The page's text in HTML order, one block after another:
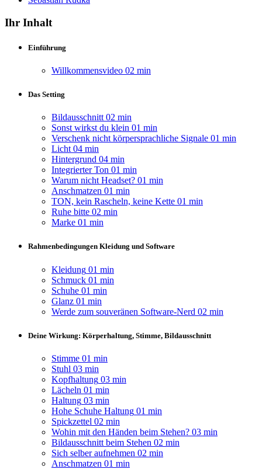
Ihr Inhalt
Einführung
Willkommensvideo 02 min
Das Setting
Bildausschnitt 02 min
Sonst wirkst du klein 01 min
Verschenk nicht körpersprachliche Signale 01 min
Licht 04 min
Hintergrund 04 min
Integrierter Ton 01 min
Warum nicht Headset? 01 min
Anschmatzen 01 min
TON, kein Rascheln, keine Kette 01 min
Ruhe bitte 02 min
Marke 01 min
Rahmenbedingungen Kleidung und Software
Kleidung 01 min
Schmuck 01 min
Schuhe 01 min
Glanz 01 min
Werde zum souveränen Software-Nerd 02 min
Deine Wirkung: Körperhaltung, Stimme, Bildausschnitt
Stimme 01 min
Stuhl 03 min
Kopfhaltung 03 min
Lächeln 01 min
Haltung 03 min
Hohe Schuhe Haltung 01 min
Spickzettel 02 min
Wohin mit den Händen beim Stehen? 03 min
Bildausschnitt beim Stehen 02 min
Sich selber aufnehmen 02 min
Anschmatzen 01 min